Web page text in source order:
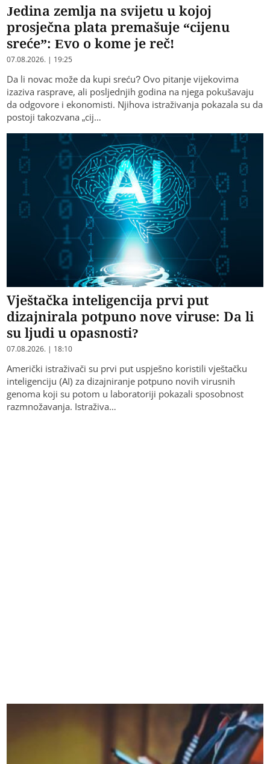
Jedina zemlja na svijetu u kojoj
prosječna plata premašuje “cijenu
sreće”: Evo o kome je reč!
07.08.2026. | 19:25
Da li novac može da kupi sreću? Ovo pitanje vijekovima
izaziva rasprave, ali posljednjih godina na njega pokušavaju
da odgovore i ekonomisti. Njihova istraživanja pokazala su da
postoji takozvana „cij…
Vještačka inteligencija prvi put
dizajnirala potpuno nove viruse: Da li
su ljudi u opasnosti?
07.08.2026. | 18:10
Američki istraživači su prvi put uspješno koristili vještačku
inteligenciju (AI) za dizajniranje potpuno novih virusnih
genoma koji su potom u laboratoriji pokazali sposobnost
razmnožavanja. Istraživa…